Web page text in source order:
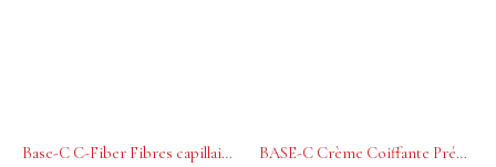
Base-C C-Fiber Fibres capillaires Dark Brown 28g BASE-C Crème Coiffante Précieuse 200ml